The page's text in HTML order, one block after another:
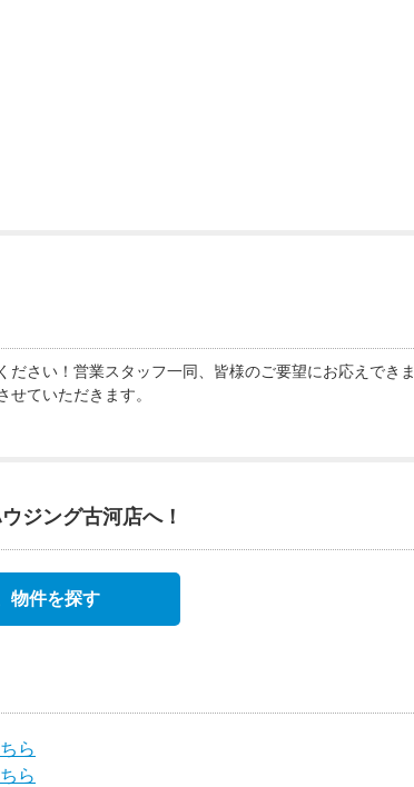
さい！営業スタッフ一同、皆様のご要望にお応えできま
ていただきます。
ジング古河店へ！
物件を探す
ら
ら